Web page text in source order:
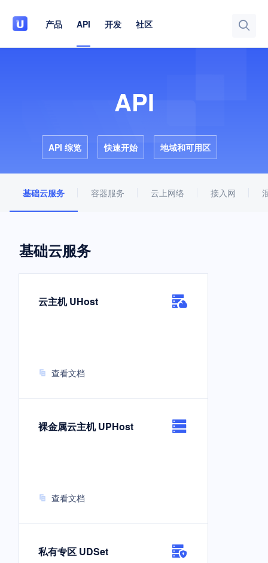
产品 API 开发 社区
API
API 综览 快速开始 地域和可用区
基础云服务 容器服务 云上网络 接入网
基础云服务
云主机 UHost
查看文档
裸金属云主机 UPHost
查看文档
私有专区 UDSet